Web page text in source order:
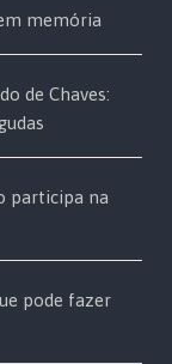
memória
de Chaves:
participa na
pode fazer